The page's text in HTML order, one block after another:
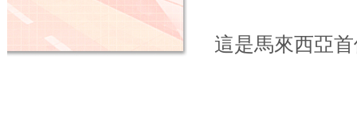
這是馬來西亞